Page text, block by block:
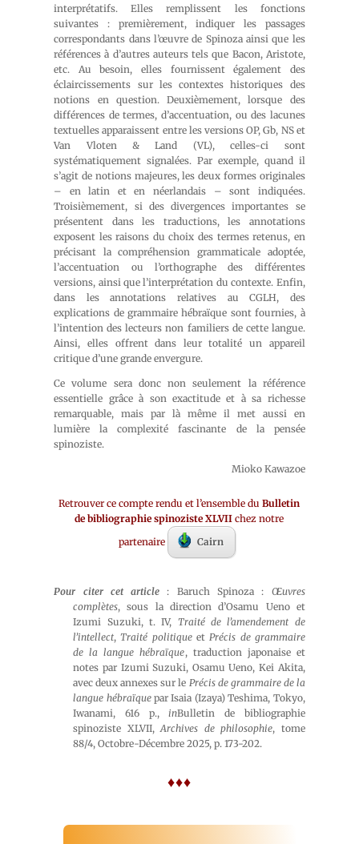
interprétatifs. Elles remplissent les fonctions
suivantes : premièrement, indiquer les passages
correspondants dans l’œuvre de Spinoza ainsi que les
références à d’autres auteurs tels que Bacon, Aristote,
etc. Au besoin, elles fournissent également des
éclaircissements sur les contextes historiques des
notions en question. Deuxièmement, lorsque des
différences de termes, d’accentuation, ou des lacunes
textuelles apparaissent entre les versions OP, Gb, NS et
Van Vloten & Land (VL), celles-ci sont
systématiquement signalées. Par exemple, quand il
s’agit de notions majeures, les deux formes originales
– en latin et en néerlandais – sont indiquées.
Troisièmement, si des divergences importantes se
présentent dans les traductions, les annotations
exposent les raisons du choix des termes retenus, en
précisant la compréhension grammaticale adoptée,
l’accentuation ou l’orthographe des différentes
versions, ainsi que l’interprétation du contexte. Enfin,
dans les annotations relatives au CGLH, des
explications de grammaire hébraïque sont fournies, à
l’intention des lecteurs non familiers de cette langue.
Ainsi, elles offrent dans leur totalité un appareil
critique d’une grande envergure.
Ce volume sera donc non seulement la référence
essentielle grâce à son exactitude et à sa richesse
remarquable, mais par là même il met aussi en
lumière la complexité fascinante de la pensée
spinoziste.
Mioko Kawazoe
Retrouver ce compte rendu et l’ensemble duBulletin
de bibliographie spinoziste XLVIIchez notre
partenaire
Cairn
Pour citer cet article : Baruch Spinoza : Œuvres
complètes, sous la direction d’Osamu Ueno et
Izumi Suzuki, t. IV, Traité de l’amendement de
l’intellect,Traité politiqueetPrécis de grammaire
de la langue hébraïque, traduction japonaise et
notes par Izumi Suzuki, Osamu Ueno, Kei Akita,
avec deux annexes sur le Précis de grammaire de la
langue hébraïquepar Isaia (Izaya) Teshima, Tokyo,
Iwanami, 616 p.,inBulletin de bibliographie
spinoziste XLVII,Archives de philosophie, tome
88/4, Octobre-Décembre 2025, p. 173-202.
♦♦♦